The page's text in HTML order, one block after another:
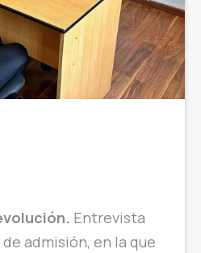
Entrevista
admisión, en la que